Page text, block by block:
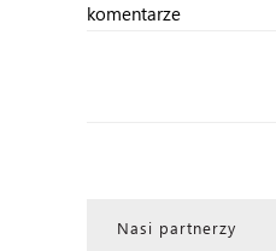
komentarze
Nasi partnerzy